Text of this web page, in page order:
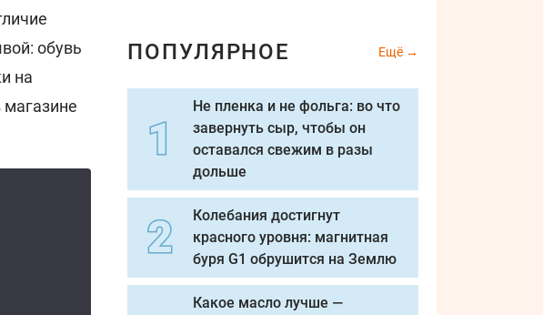
обувь
на
ПОПУЛЯРНОЕ Ещё
Не пленка и не фольга: во что
завернуть сыр, чтобы он
оставался свежим в разы
дольше
Колебания достигнут
красного уровня: магнитная
буря G1 обрушится на Землю
Какое масло лучше —